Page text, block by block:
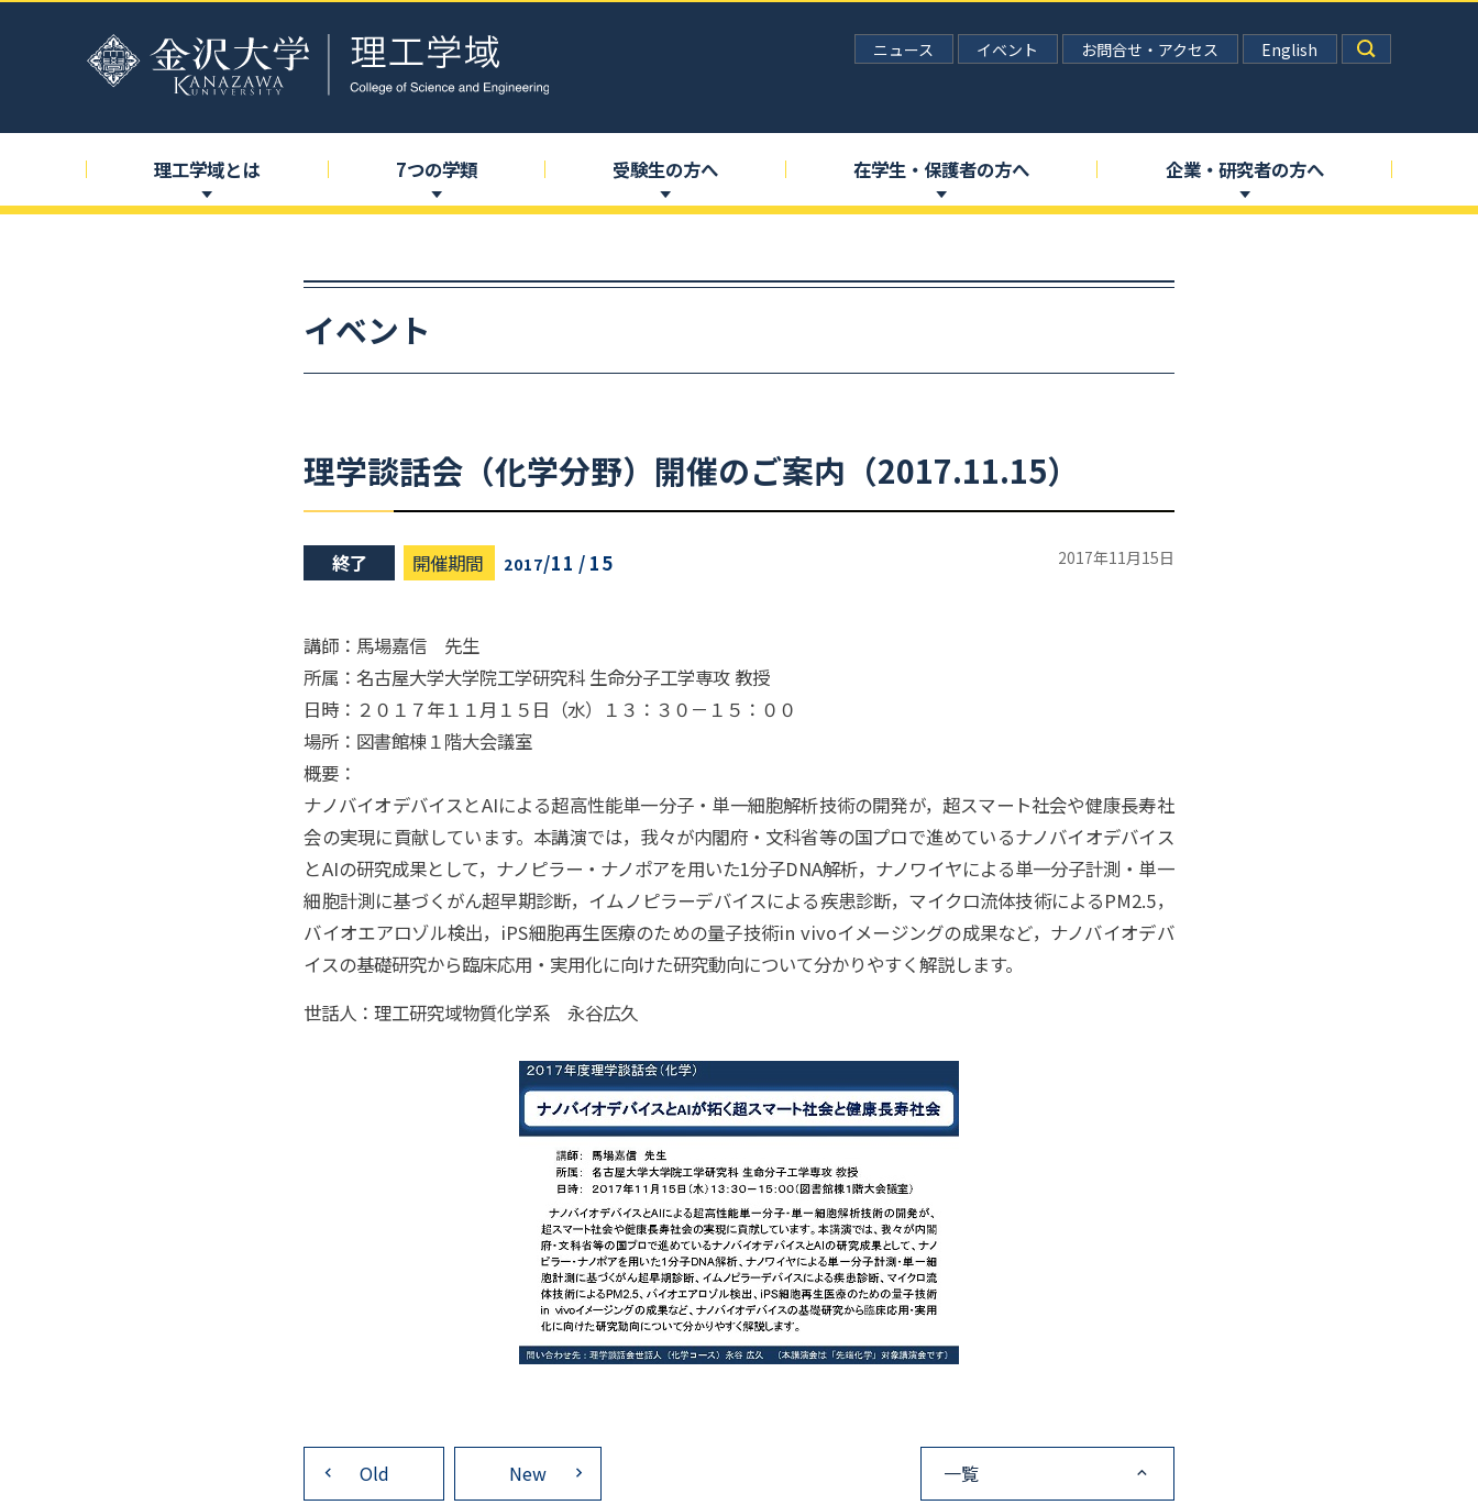
ニュース イベント お問合せ・アクセス English
理工学域とは 7つの学類 受験生の方へ 在学生 ・保護者の方へ 企業・ 研究者の方へ
イベント
理学談話会 （化学分野） 開催のご案内 （2017.11.15）
終了 開催期間 2017/11 / 15 2017年11月15日
講師：馬場嘉信 先生
所属：名古屋大学大学院工学研究科 生命分子工学専攻 教授
日時：２０１７年１１月１５日（水）１３：３０－１５：００
場所：図書館棟１階大会議室
概要：
ナノバイオデバイスとAIによる超高性能単一分子・単一細胞解析技術の開発が，超スマート社会や健康長寿社
会の実現に貢献しています。本講演では，我々が内閣府・文科省等の国プロで進めているナノバイオデバイス
とAIの研究成果として，ナノピラー・ナノポアを用いた1分子DNA解析，ナノワイヤによる単一分子計測・単一
細胞計測に基づくがん超早期診断，イムノピラーデバイスによる疾患診断，マイクロ流体技術によるPM2.5，
バイオエアロゾル検出，iPS細胞再生医療のための量子技術in vivoイメージングの成果など，ナノバイオデバ
イスの基礎研究から臨床応用・実用化に向けた研究動向について分かりやすく解説します。
世話人：理工研究域物質化学系 永谷広久
投
Old New 一覧